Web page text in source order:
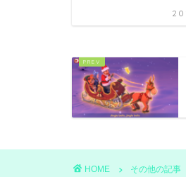
HOME その他の記事